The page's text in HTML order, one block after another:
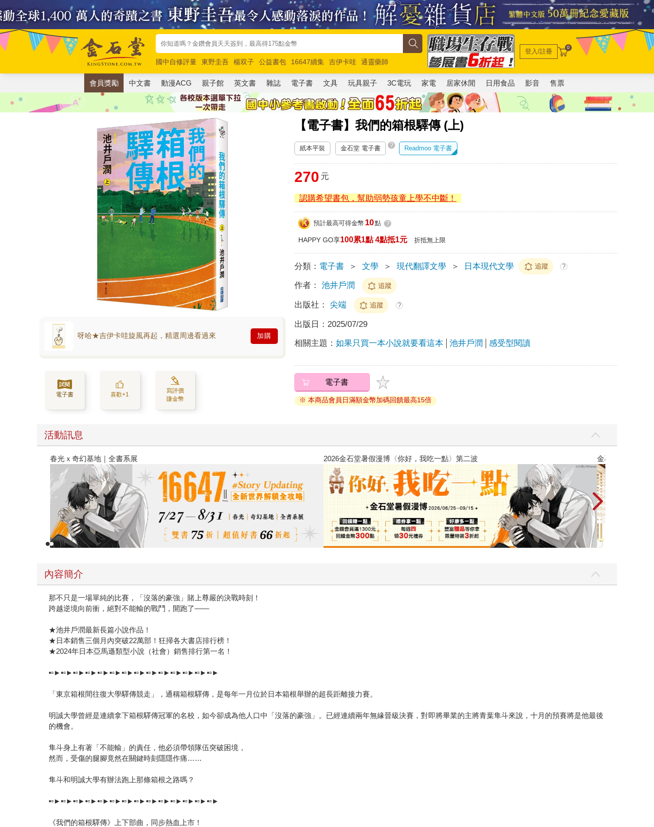
國中自修評量 東野圭吾 楊双子 公益書包 16647續集 吉伊卡哇
通靈藥師
唯紅花綻放
奧德賽 路邊攤新作 馬斯克 玩具總動員5 超慢跑
登入/註冊 0
會員獎勵 中文書 動漫ACG 親子館 英文書 雜誌 電子書 文具 玩具親子 3C電玩 家電 居家休閒 日用食品 影音 售票
【電子書】我們的箱根驛傳 (上)
呀哈★吉伊卡哇旋風再起，精選周邊看過來 加購
電子書 喜歡+1
寫評價
賺金幣
紙本平裝 金石堂 電子書 ? Readmoo 電子書
270 元
認購希望書包，幫助弱勢孩童上學不中斷！
預計最高可得金幣 10點 ?
HAPPY GO享100累1點 4點抵1元 折抵無上限
分類： 電子書 ＞ 文學 ＞ 現代翻譯文學 ＞ 日本現代文學 追蹤 ?
作者： 池井戶潤 追蹤
出版社： 尖端 追蹤 ?
出版日： 2025/07/29
相關主題：如果只買一本小說就要看這本 池井戶潤 感受型閱讀
電子書
※ 本商品會員日滿額金幣加碼回饋最高15倍
活動訊息
春光ｘ奇幻基地｜全書系展 2026金石堂暑假漫博〈你好，我吃一點〉第二波 金石堂2026海
內容簡介
那不只是一場單純的比賽，「沒落的豪強」賭上尊嚴的決戰時刻！
跨越逆境向前衝，絕對不能輸的戰鬥，開跑了——
★池井戶潤最新長篇小說作品！
★日本銷售三個月內突破22萬部！狂掃各大書店排行榜！
★2024年日本亞馬遜類型小說（社會）銷售排行第一名！
▪▫►▪▫►▪▫►▪▫►▪▫►▪▫►▪▫►▪▫►▪▫►▪▫►▪▫►▪▫►▪▫►▪▫►
「東京箱根間往復大學驛傳競走」，通稱箱根驛傳，是每年一月位於日本箱根舉辦的超長距離接力賽。
明誠大學曾經是連續拿下箱根驛傳冠軍的名校，如今卻成為他人口中「沒落的豪強」。已經連續兩年無緣晉級決賽，對即將畢業的主將青葉隼斗來說，十月的預賽將是他最後
的機會。
隼斗身上有著「不能輸」的責任，他必須帶領隊伍突破困境，
然而，受傷的腿腳竟然在關鍵時刻隱隱作痛……
隼斗和明誠大學有辦法跑上那條箱根之路嗎？
▪▫►▪▫►▪▫►▪▫►▪▫►▪▫►▪▫►▪▫►▪▫►▪▫►▪▫►▪▫►▪▫►▪▫►
《我們的箱根驛傳》上下部曲，同步熱血上市！